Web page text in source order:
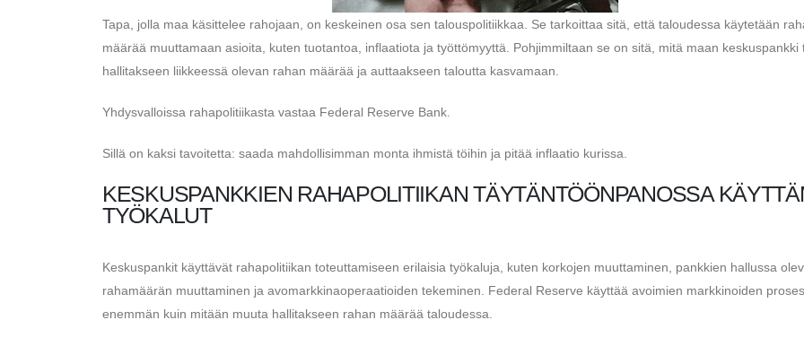
Tapa, jolla maa käsittelee rahojaan, on keskeinen osa sen talouspolitiikkaa. Se tarkoittaa sitä, että taloudessa käytetään
määrää muuttamaan asioita, kuten tuotantoa, inflaatiota ja työttömyyttä. Pohjimmiltaan se on sitä, mitä maan keskuspankki
hallitakseen liikkeessä olevan rahan määrää ja auttaakseen taloutta kasvamaan.
Yhdysvalloissa rahapolitiikasta vastaa Federal Reserve Bank.
Sillä on kaksi tavoitetta: saada mahdollisimman monta ihmistä töihin ja pitää inflaatio kurissa.
KESKUSPANKKIEN RAHAPOLITIIKAN TÄYTÄNTÖÖNPANOSSA
TYÖKALUT
Keskuspankit käyttävät rahapolitiikan toteuttamiseen erilaisia ​​työkaluja, kuten korkojen muuttaminen, pankkien hallussa
rahamäärän muuttaminen ja avomarkkinaoperaatioiden tekeminen. Federal Reserve käyttää avoimien markkinoiden
enemmän kuin mitään muuta hallitakseen rahan määrää taloudessa.